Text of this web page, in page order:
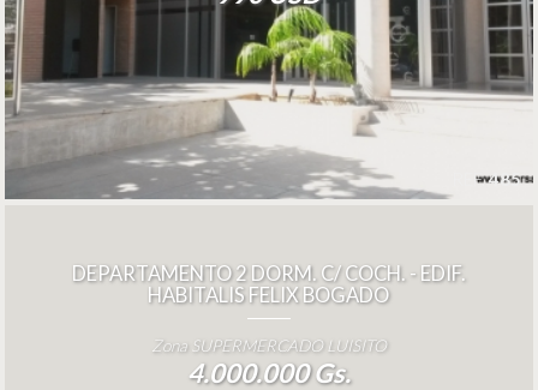
REF.485
DEPARTAMENTO 2 DORM. C/ COCH. - EDIF.
HABITALIS FELIX BOGADO
Zona SUPERMERCADO LUISITO
4.000.000 Gs.